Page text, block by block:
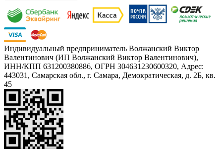
Индивидуальный предприниматель Волжанский Виктор
Валентинович (ИП Волжанский Виктор Валентинович),
ИНН/КПП 631200380886, ОГРН 304631230600320, Адрес:
443031, Самарская обл., г. Самара, Демократическая, д. 2Б, кв.
45